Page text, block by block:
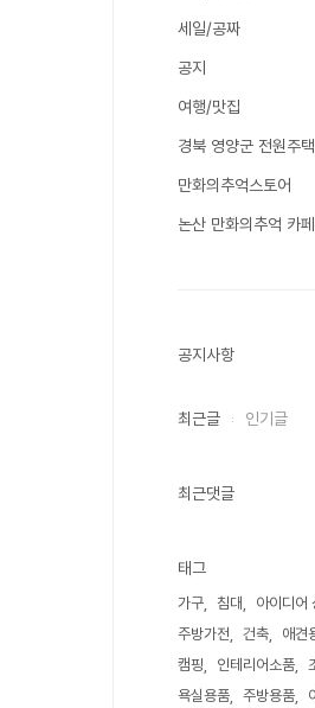
세일/공짜
공지
여행/맛집
경북 영양군 전원주택
만화의추억스토어
논산 만화의추억 카
공지사항
최근글 인기글
최근댓글
태그
가구 침대 아이디어
주방가전
건축 애견
캠핑
인테리어소품
욕실용품
주방용품